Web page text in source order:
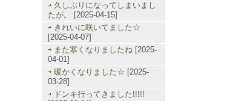
久しぶりになってしまいまし
たが。
[2025-04-15]
きれいに咲いてました☆
[2025-04-07]
また寒くなりましたね [2025-
04-01]
暖かくなりました☆ [2025-
03-28]
ドンキ行ってきました!!!!!